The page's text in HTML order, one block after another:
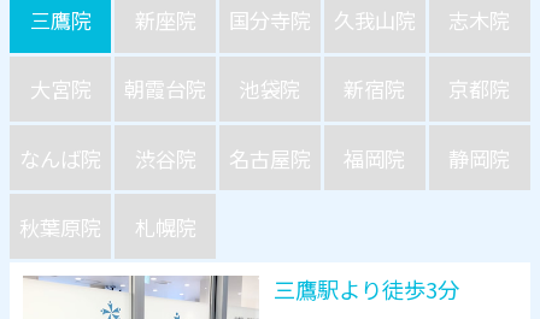
三鷹院 新座院 国分寺院 久我山院 志木院
大宮院 朝霞台院 池袋院 新宿院 京都院
なんば院 渋谷院 名古屋院 福岡院 静岡院
秋葉原院 札幌院
三鷹駅より徒歩3分